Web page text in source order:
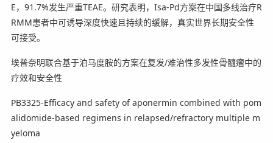
E，91.7%发生严重TEAE。研究表明，Isa-Pd方案在中国多线治疗R
RMM患者中可诱导深度快速且持续的缓解，真实世界长期安全性
可接受。
埃普奈明联合基于泊马度胺的方案在复发/难治性多发性骨髓瘤中的
疗效和安全性
PB3325-Efficacy and safety of aponermin combined with pom
alidomide-based regimens in relapsed/refractory multiple m
yeloma